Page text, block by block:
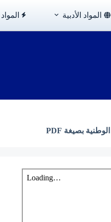
المواد الأدبية